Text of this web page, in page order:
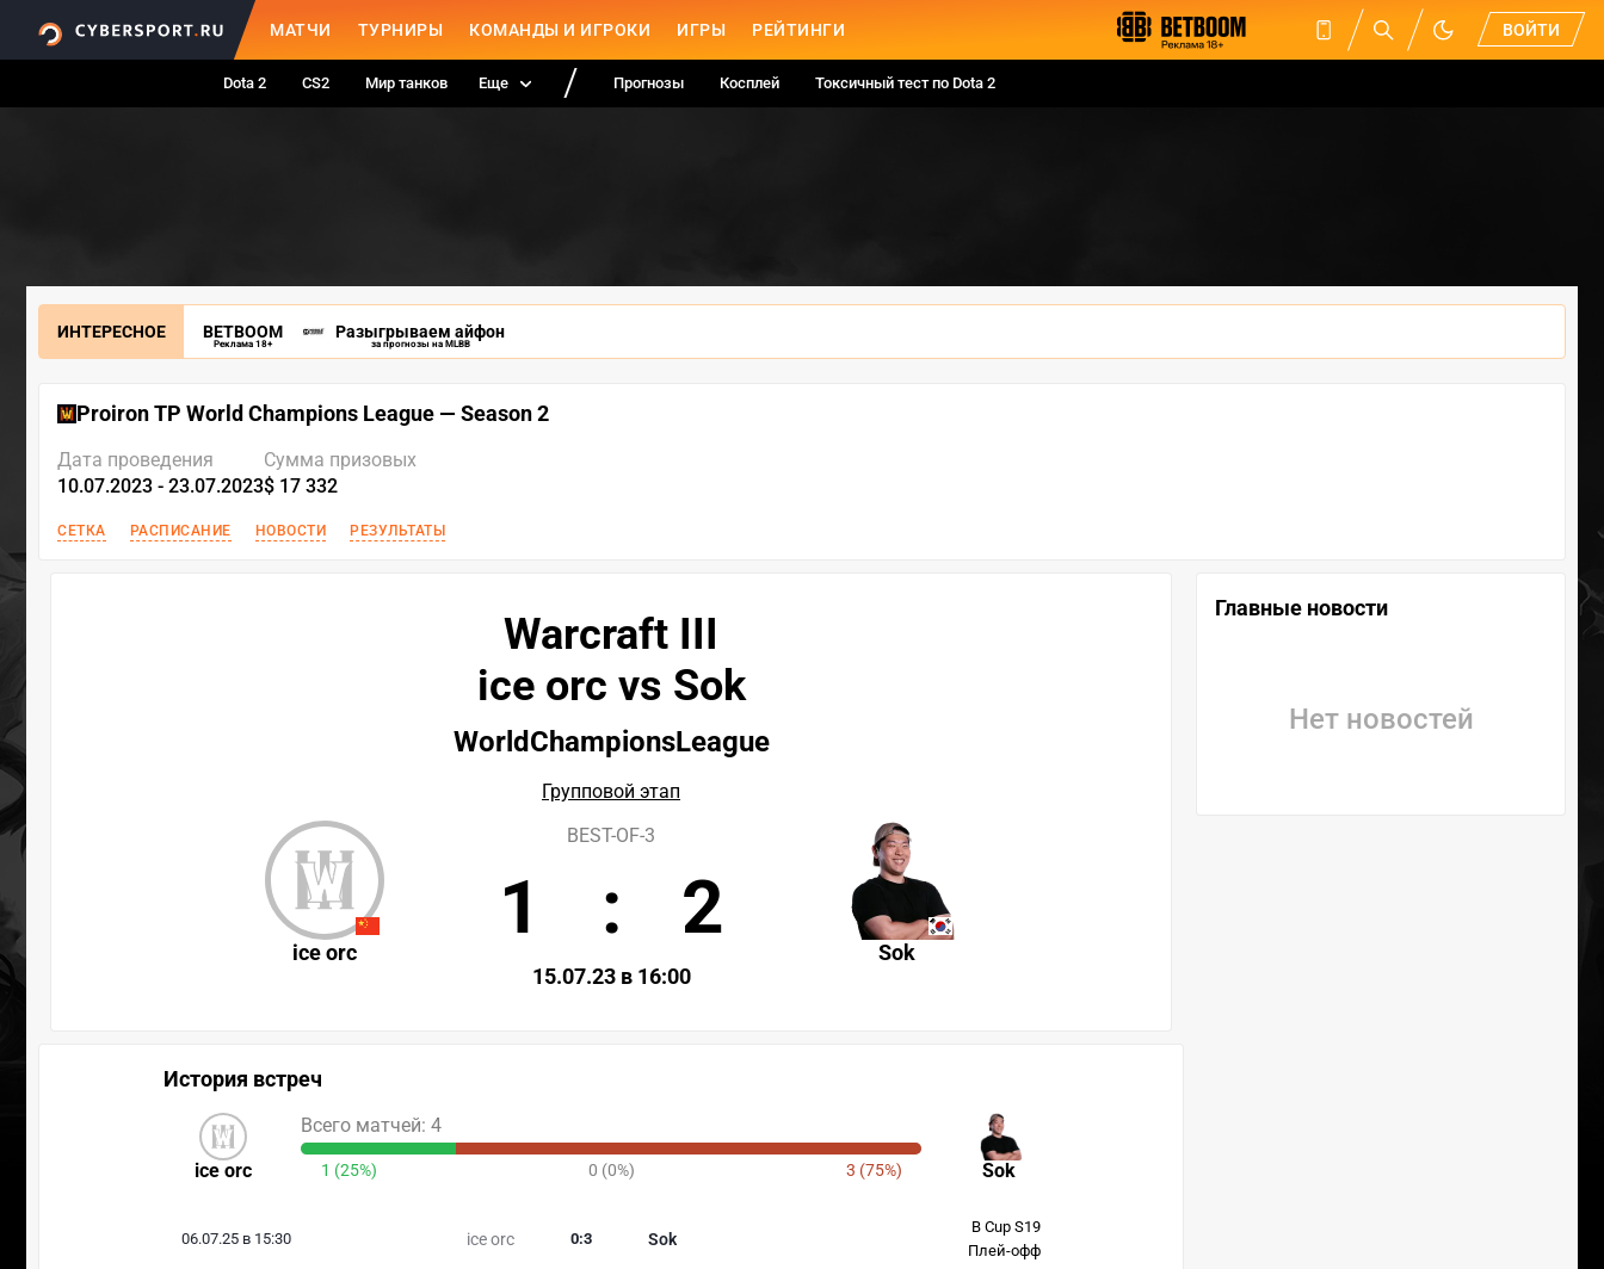
МАТЧИ ТУРНИРЫ КОМАНДЫ И ИГРОКИ ИГРЫ РЕЙТИНГИ ВОЙТИ
Dota 2 CS2 Мир танков Еще Прогнозы Косплей Токсичный тест по Dota 2
ИНТЕРЕСНОЕ BETBOOM
Реклама 18+
Разыгрываем айфон
за прогнозы на MLBB
Proiron TP World Champions League — Season 2
Дата проведения
10.07.2023 - 23.07.2023
Сумма призовых
$ 17 332
СЕТКА РАСПИСАНИЕ НОВОСТИ РЕЗУЛЬТАТЫ
Warcraft III
ice orc vs Sok
WorldChampionsLeague
Групповой этап
ice orc Sok
BEST-OF-3
1 : 2
15.07.23 в 16:00
История встреч
ice orc Sok
Всего матчей: 4
1 (25%) 0 (0%) 3 (75%)
06.07.25 в 15:30 ice orc Sok
0:3
B Cup S19
Плей-офф
Главные новости
Нет новостей